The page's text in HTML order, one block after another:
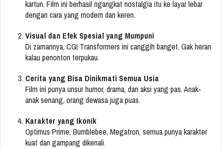
kartun. Film ini berhasil ngangkat nostalgia itu ke layar lebar
dengan cara yang modern dan keren.
Visual dan Efek Spesial yang Mumpuni
Di zamannya, CGI Transformers ini canggih banget. Gak heran
kalau penonton terpukau.
Cerita yang Bisa Dinikmati Semua Usia
Film ini punya unsur humor, drama, dan aksi yang pas. Anak-
anak senang, orang dewasa juga puas.
Karakter yang Ikonik
Optimus Prime, Bumblebee, Megatron, semua punya karakter
kuat dan gampang dikenali.